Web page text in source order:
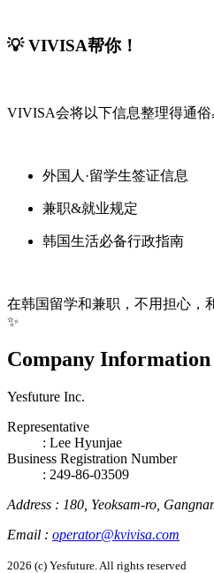
💡 VIVISA帮你！
VIVISA会将以下信息整理得通俗
外国人·留学生签证信息
兼职&就业规定
韩国生活必备行政指南
在韩国留学和兼职，不用担心，
✨
Company Information
Yesfuture Inc.
Representative
: Lee Hyunjae
Business Registration Number
: 249-86-03509
Address : 180, Yeoksam-ro,
Email : operator@kvivisa.com
2026 (c) Yesfuture. All rights reserved